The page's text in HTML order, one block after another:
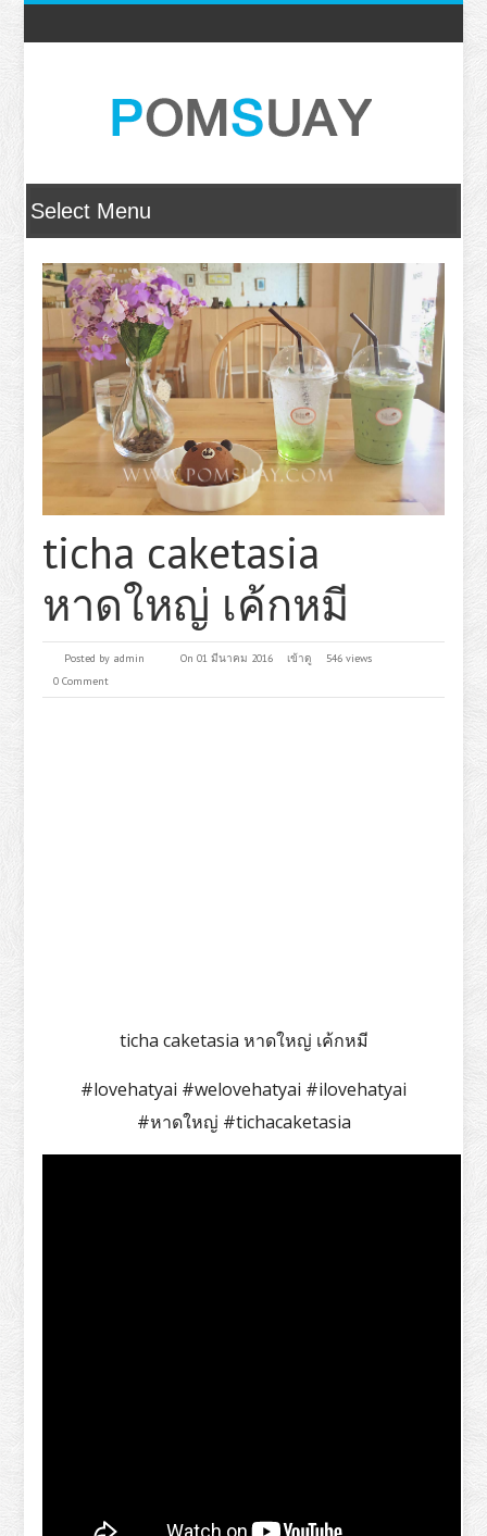
ticha caketasia
หาดใหญ่ เค้กหมี
Posted by admin On 01 มีนาคม 2016 เข้าดู
546 views
0 Comment
ticha caketasia หาดใหญ่ เค้กหมี
#lovehatyai #welovehatyai #ilovehatyai
#หาดใหญ่ #tichacaketasia